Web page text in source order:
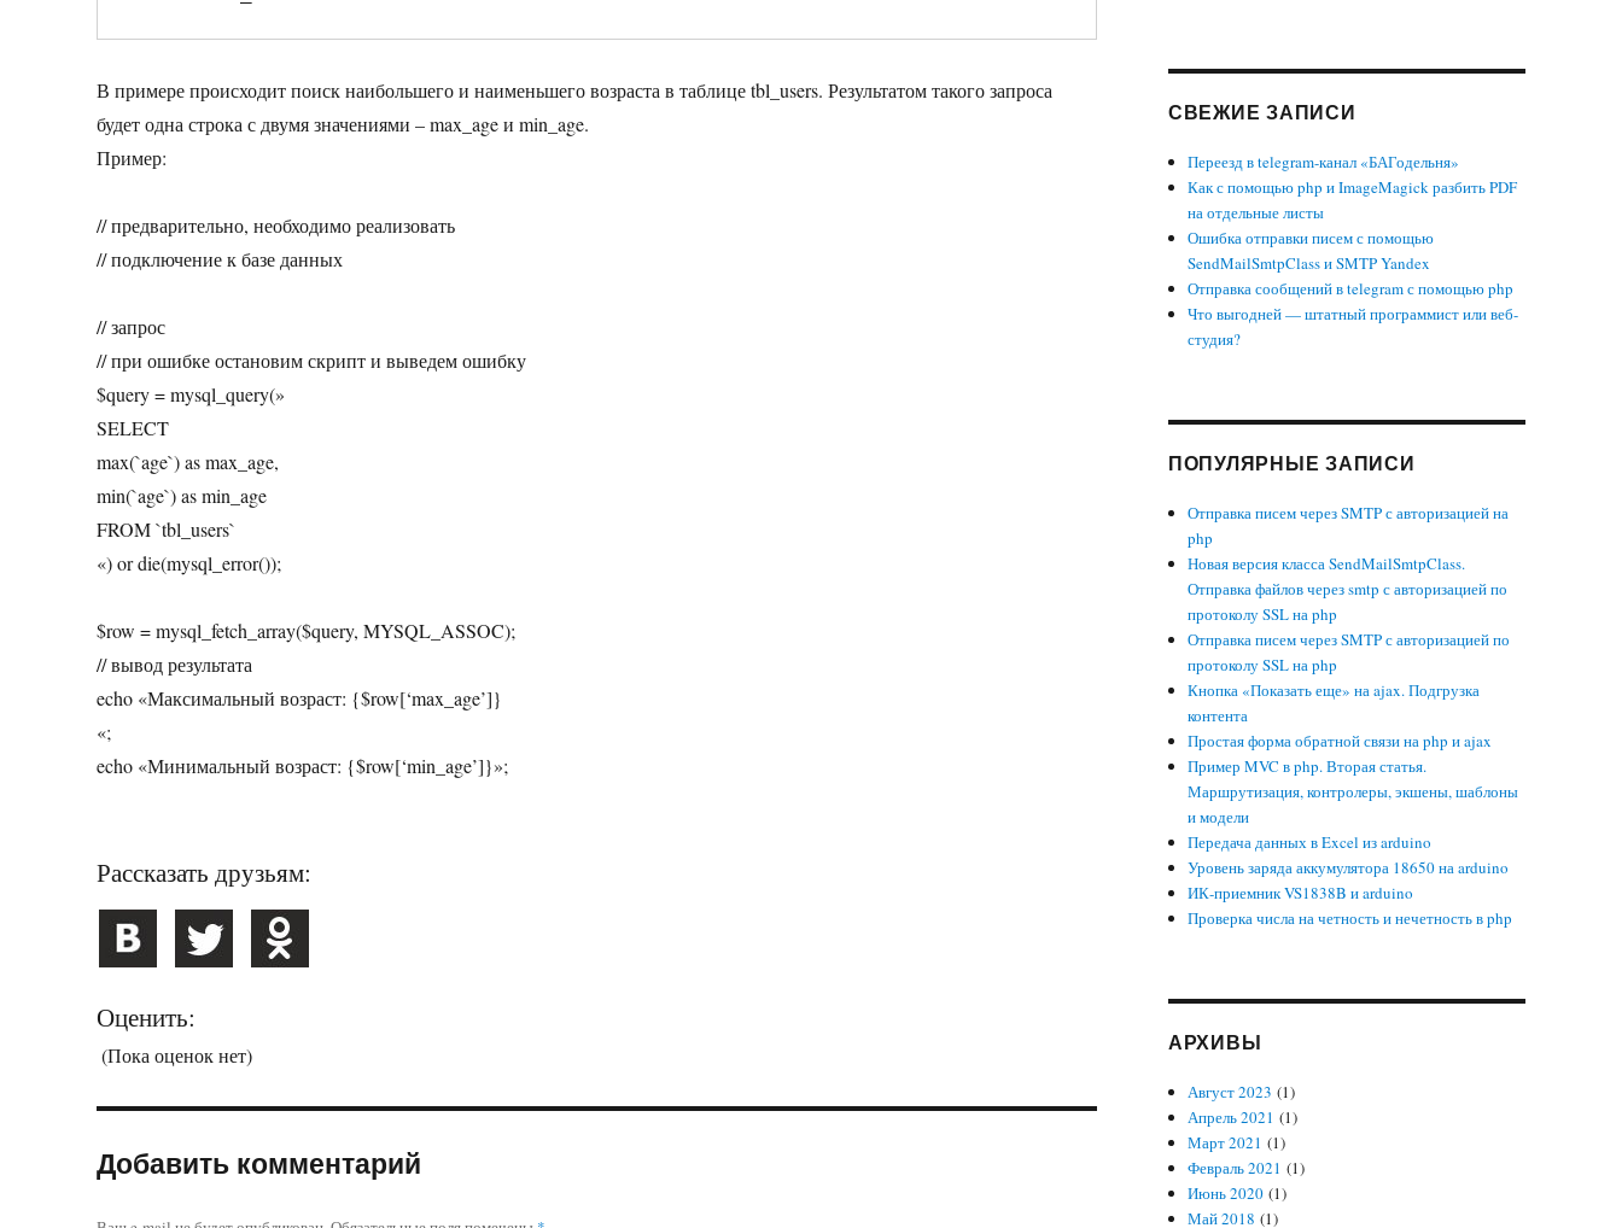
В примере происходит поиск наибольшего и наименьшего возраста в таблице tbl_users. Результатом такого запроса
будет одна строка с двумя значениями – max_age и min_age.
Пример:
// предварительно, необходимо реализовать
// подключение к базе данных
// запрос
// при ошибке остановим скрипт и выведем ошибку
$query = mysql_query(»
SELECT
max(`age`) as max_age,
min(`age`) as min_age
FROM `tbl_users`
«) or die(mysql_error());
$row = mysql_fetch_array($query, MYSQL_ASSOC);
// вывод результата
echo «Максимальный возраст: {$row[‘max_age’]}
«;
echo «Минимальный возраст: {$row[‘min_age’]}»;
Рассказать друзьям:
Оценить:
(Пока оценок нет)
Добавить комментарий
СВЕЖИЕ ЗАПИСИ
Переезд в telegram-канал «БАГодельня»
Как с помощью php и ImageMagick разбить PDF
на отдельные листы
Ошибка отправки писем с помощью
SendMailSmtpClass и SMTP Yandex
Отправка сообщений в telegram с помощью php
Что выгодней — штатный программист или веб-
студия?
ПОПУЛЯРНЫЕ ЗАПИСИ
Отправка писем через SMTP с авторизацией на
php
Новая версия класса SendMailSmtpClass.
Отправка файлов через smtp с авторизацией по
протоколу SSL на php
Отправка писем через SMTP с авторизацией по
протоколу SSL на php
Кнопка «Показать еще» на ajax. Подгрузка
контента
Простая форма обратной связи на php и ajax
Пример MVC в php. Вторая статья.
Маршрутизация, контролеры, экшены, шаблоны
и модели
Передача данных в Excel из arduino
Уровень заряда аккумулятора 18650 на arduino
ИК-приемник VS1838B и arduino
Проверка числа на четность и нечетность в php
АРХИВЫ
Август 2023 (1)
Апрель 2021 (1)
Март 2021 (1)
Февраль 2021 (1)
Июнь 2020 (1)
Май 2018 (1)